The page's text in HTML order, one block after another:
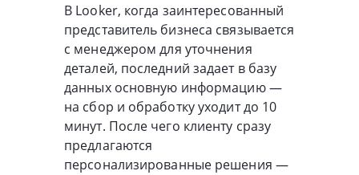
В Looker, когда заинтересованный
представитель бизнеса связывается
с менеджером для уточнения
деталей, последний задает в базу
данных основную информацию —
на сбор и обработку уходит до 10
минут. После чего клиенту сразу
предлагаются
персонализированные решения —